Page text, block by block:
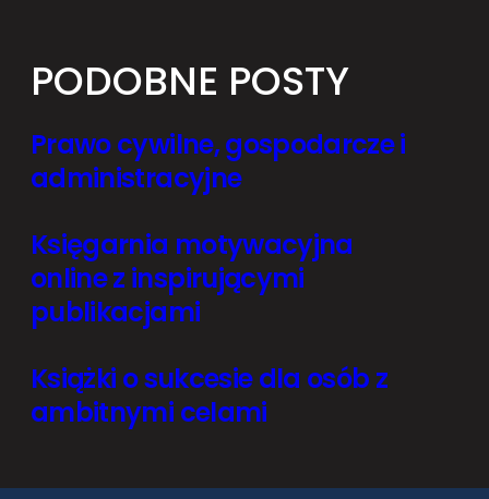
PODOBNE POSTY
Prawo cywilne, gospodarcze i
administracyjne
Księgarnia motywacyjna
online z inspirującymi
publikacjami
Książki o sukcesie dla osób z
ambitnymi celami